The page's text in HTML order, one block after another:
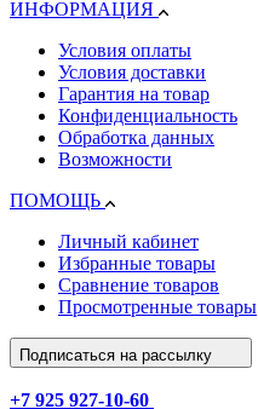
ИНФОРМАЦИЯ
Условия оплаты
Условия доставки
Гарантия на товар
Конфиденциальность
Обработка данных
Возможности
ПОМОЩЬ
Личный кабинет
Избранные товары
Сравнение товаров
Просмотренные товары
Подписаться на рассылку
+7 925 927-10-60